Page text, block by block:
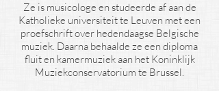
Ze is musicologe en studeerde af aan de
Katholieke universiteit te Leuven met een
proefschrift over hedendaagse Belgische
muziek. Daarna behaalde ze een diploma
fluit en kamermuziek aan het Koninklijk
Muziekconservatorium te Brussel.